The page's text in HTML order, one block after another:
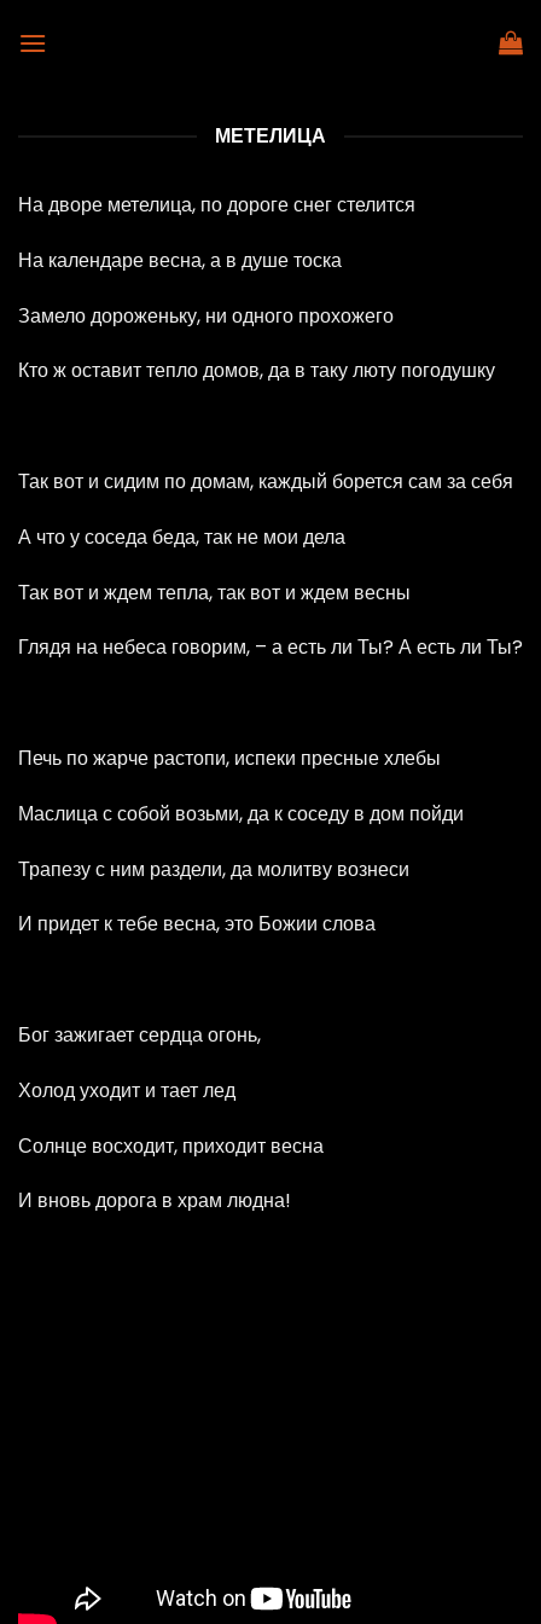
МЕТЕЛИЦА
На дворе метелица, по дороге снег стелится
На календаре весна, а в душе тоска
Замело дороженьку, ни одного прохожего
Кто ж оставит тепло домов, да в таку люту погодушку
Так вот и сидим по домам, каждый борется сам за себя
А что у соседа беда, так не мои дела
Так вот и ждем тепла, так вот и ждем весны
Глядя на небеса говорим, – а есть ли Ты? А есть ли Ты?
Печь по жарче растопи, испеки пресные хлебы
Маслица с собой возьми, да к соседу в дом пойди
Трапезу с ним раздели, да молитву вознеси
И придет к тебе весна, это Божии слова
Бог зажигает сердца огонь,
Холод уходит и тает лед
Солнце восходит, приходит весна
И вновь дорога в храм людна!